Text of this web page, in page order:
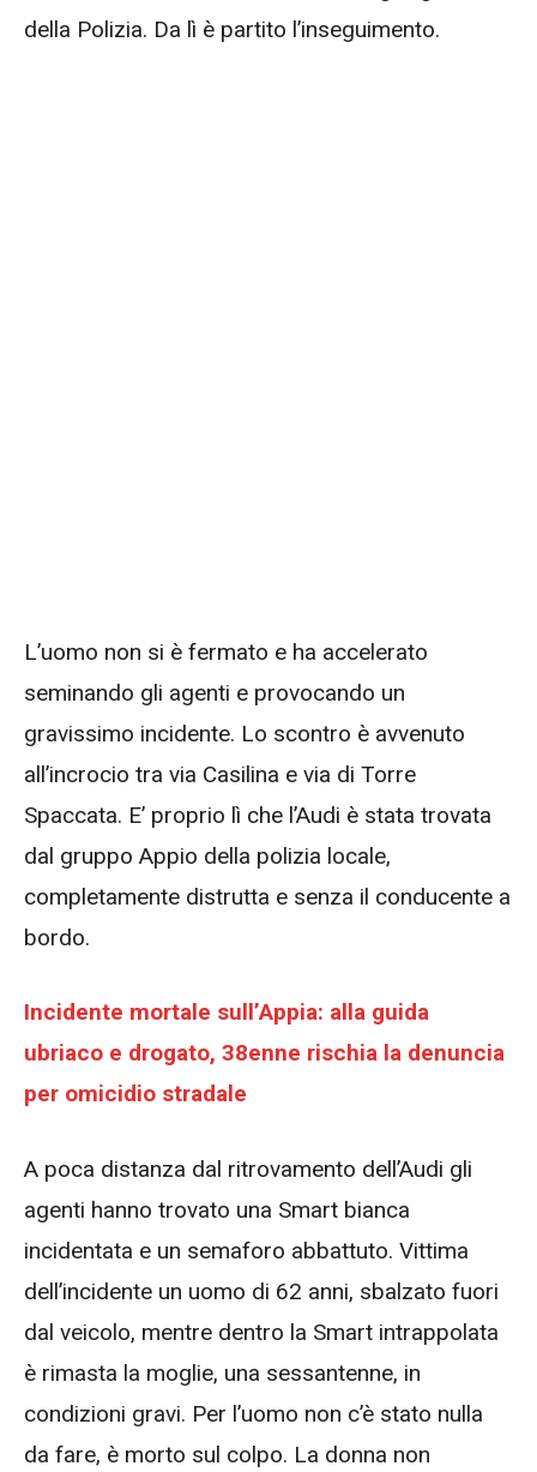
della Polizia. Da lì è partito l’inseguimento.
L’uomo non si è fermato e ha accelerato
seminando gli agenti e provocando un
gravissimo incidente. Lo scontro è avvenuto
all’incrocio tra via Casilina e via di Torre
Spaccata. E’ proprio lì che l’Audi è stata trovata
dal gruppo Appio della polizia locale,
completamente distrutta e senza il conducente a
bordo.
Incidente mortale sull’Appia: alla guida
ubriaco e drogato, 38enne rischia la denuncia
per omicidio stradale
A poca distanza dal ritrovamento dell’Audi gli
agenti hanno trovato una Smart bianca
incidentata e un semaforo abbattuto. Vittima
dell’incidente un uomo di 62 anni, sbalzato fuori
dal veicolo, mentre dentro la Smart intrappolata
è rimasta la moglie, una sessantenne, in
condizioni gravi. Per l’uomo non c’è stato nulla
da fare, è morto sul colpo. La donna non